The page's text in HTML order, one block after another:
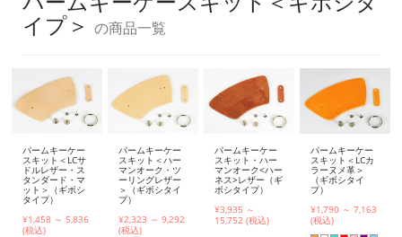
イプ＞ の商品一覧
パームキーケー
スキット＜LCサ
ドルレザー・ス
タンダード・マ
ット＞（ギボシ
タイプ）
¥1,458 ～ 5,836
(税込)
パームキーケー
スキット＜ハー
マンオーク・ツ
ーリングレザー
＞（ギボシタイ
プ）
¥2,323 ～ 9,292
(税込)
パームキーケー
スキット・ハー
マンオーク<ハー
ネス>レザー（ギ
ボシタイプ）
¥3,935 ～
15,752 (税込)
パームキーケー
スキット＜LCカ
ラーヌメ革＞
（ギボシタイ
プ）
¥1,790 ～ 7,163
(税込)